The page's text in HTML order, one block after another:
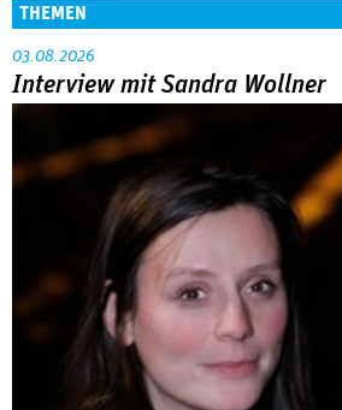
THEMEN
03.08.2026
Interview mit Sandra Wollner